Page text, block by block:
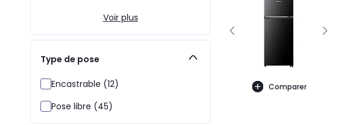
Voir plus
Type de pose
Encastrable (12)
Pose libre (45)
Comparer